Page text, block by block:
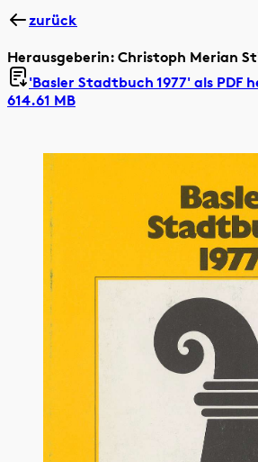
zurück
Herausgeberin: Christoph Merian
'Basler Stadtbuch 1977' als PDF
614.61 MB